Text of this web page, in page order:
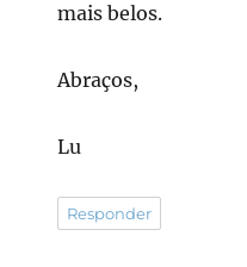
mais belos.
Abraços,
Lu
Responder